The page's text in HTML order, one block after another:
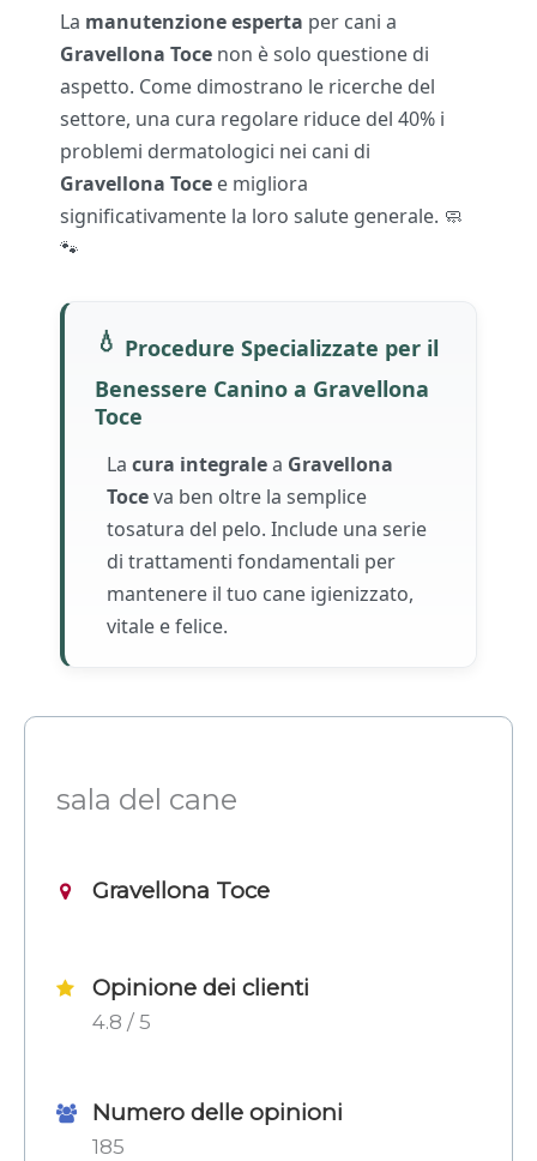
La manutenzione esperta per cani a
Gravellona Toce non è solo questione di
aspetto. Come dimostrano le ricerche del
settore, una cura regolare riduce del 40% i
problemi dermatologici nei cani di
Gravellona Toce e migliora
significativamente la loro salute generale. 🧼
🐾
💧 Procedure Specializzate per il
Benessere Canino a Gravellona
Toce
La cura integralea Gravellona
Toceva ben oltre la semplice
tosatura del pelo. Include una serie
di trattamenti fondamentali per
mantenere il tuo cane igienizzato,
vitale e felice.
sala del cane
Gravellona Toce
Opinione dei clienti
4.8 / 5
Numero delle opinioni
185